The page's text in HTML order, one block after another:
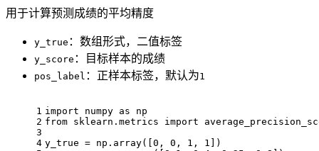
用于计算预测成绩的平均精度
y_true ：数组形式，二值标签
y_score ：目标样本的成绩
pos_label ：正样本标签，默认为1
1
2
3
4
import numpy as np
from sklearn.metrics import
y_true = np.array([0, 0, 1, 1])